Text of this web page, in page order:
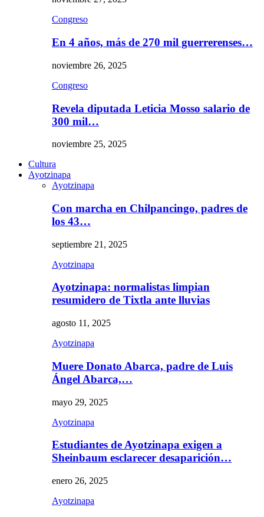
Congreso
En 4 años, más de 270 mil guerrerenses…
noviembre 26, 2025
Congreso
Revela diputada Leticia Mosso salario de
300 mil…
noviembre 25, 2025
Cultura
Ayotzinapa
Ayotzinapa
Con marcha en Chilpancingo, padres de
los 43…
septiembre 21, 2025
Ayotzinapa
Ayotzinapa: normalistas limpian
resumidero de Tixtla ante lluvias
agosto 11, 2025
Ayotzinapa
Muere Donato Abarca, padre de Luis
Ángel Abarca,…
mayo 29, 2025
Ayotzinapa
Estudiantes de Ayotzinapa exigen a
Sheinbaum esclarecer desaparición…
enero 26, 2025
Ayotzinapa